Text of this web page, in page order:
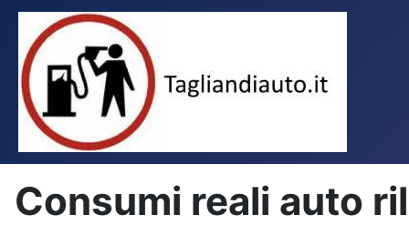
Consumi reali auto